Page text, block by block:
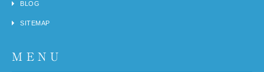
BLOG
SITEMAP
MENU